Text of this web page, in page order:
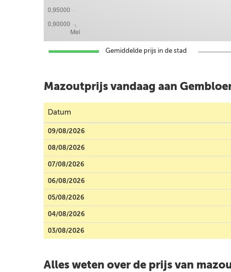
Gemiddelde prijs in de stad
Mazoutprijs vandaag aan
Datum
09/08/2026
08/08/2026
07/08/2026
06/08/2026
05/08/2026
04/08/2026
03/08/2026
Alles weten over de prijs van